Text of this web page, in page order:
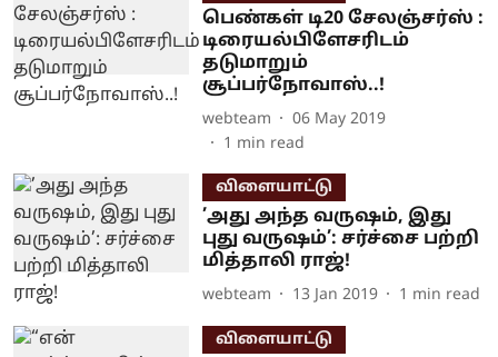
பெண்கள் டி20 சேலஞ்சர்ஸ் :
டிரையல்பிளேசரிடம்
தடுமாறும்
சூப்பர்நோவாஸ்..!
webteam
06 May 2019
1 min read
விளையாட்டு
’அது அந்த வருஷம், இது
புது வருஷம்’: சர்ச்சை பற்றி
மித்தாலி ராஜ்!
webteam 13 Jan 2019 1 min read
விளையாட்டு